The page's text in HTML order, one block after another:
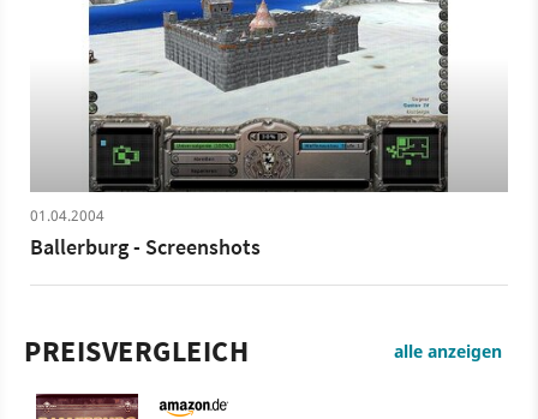
01.04.2004
Ballerburg - Screenshots
PREISVERGLEICH alle anzeigen